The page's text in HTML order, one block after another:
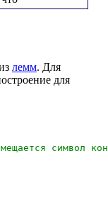
лемм. Для
для
символ